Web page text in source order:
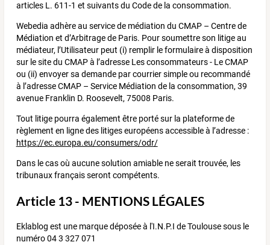
articles L. 611-1 et suivants du Code de la consommation.
Webedia adhère au service de médiation du CMAP – Centre de
Médiation et d’Arbitrage de Paris. Pour soumettre son litige au
médiateur, l’Utilisateur peut (i) remplir le formulaire à disposition
sur le site du CMAP à l’adresse Les consommateurs - Le CMAP
ou (ii) envoyer sa demande par courrier simple ou recommandé
à l’adresse CMAP – Service Médiation de la consommation, 39
avenue Franklin D. Roosevelt, 75008 Paris.
Tout litige pourra également être porté sur la plateforme de
règlement en ligne des litiges européens accessible à l’adresse :
https://ec.europa.eu/consumers/odr/
Dans le cas où aucune solution amiable ne serait trouvée, les
tribunaux français seront compétents.
Article 13 - MENTIONS LÉGALES
Eklablog est une marque déposée à l'I.N.P.I de Toulouse sous le
numéro 04 3 327 071